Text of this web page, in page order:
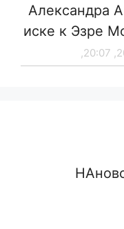
Александра
иске к Эзре